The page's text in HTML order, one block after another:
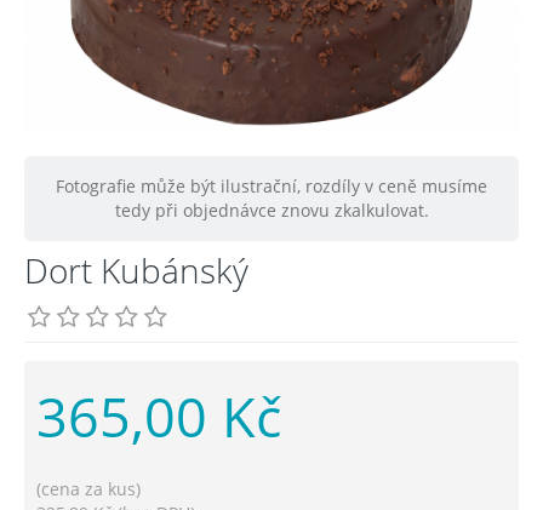
Fotografie může být ilustrační, rozdíly v ceně musíme
tedy při objednávce znovu zkalkulovat.
Dort Kubánský
365,00 Kč
(cena za kus)